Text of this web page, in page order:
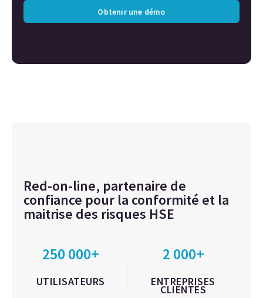
Obtenir une démo
Red-on-line, partenaire de
confiance pour la conformité et la
maitrise des risques HSE
250 000+
UTILISATEURS
2 000+
ENTREPRISES
CLIENTES